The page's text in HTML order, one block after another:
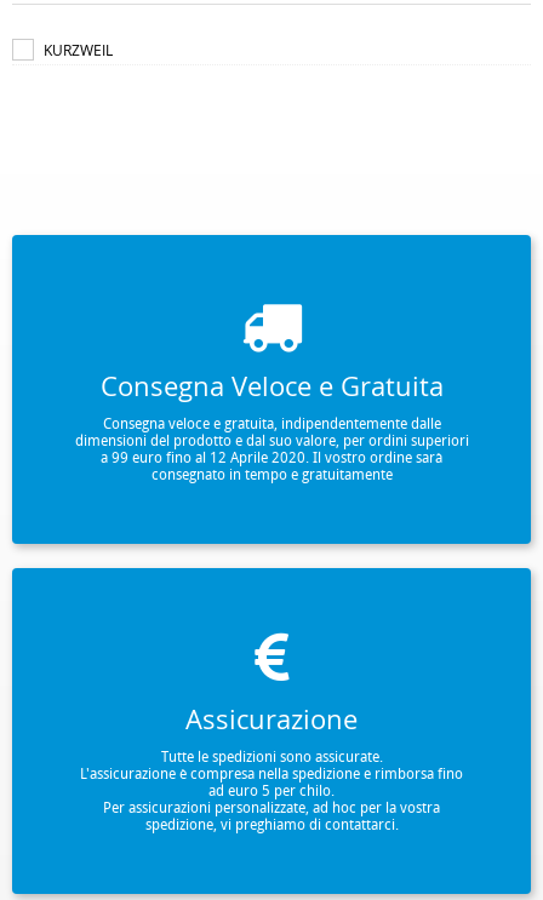
KURZWEIL
Consegna Veloce e Gratuita
Consegna veloce e gratuita, indipendentemente dalle
dimensioni del prodotto e dal suo valore, per ordini superiori
a 99 euro fino al 12 Aprile 2020. Il vostro ordine sarà
consegnato in tempo e gratuitamente
Assicurazione
Tutte le spedizioni sono assicurate.
L'assicurazione è compresa nella spedizione e rimborsa fino
ad euro 5 per chilo.
Per assicurazioni personalizzate, ad hoc per la vostra
spedizione, vi preghiamo di contattarci.